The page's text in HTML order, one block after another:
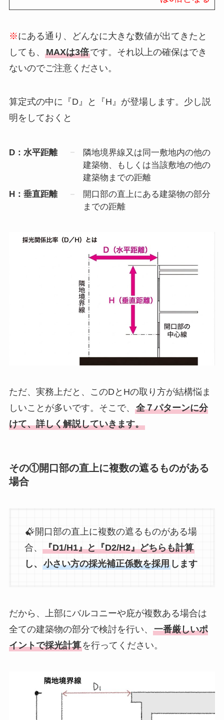
※にある通り、どんなに大きな数値が出てきたと
しても、 MAXは3倍です。それ以上の確保はでき
ないのでご注意ください。
算定式の中に『D』と『H』が登場します。少し説
明をしておくと
D：水平距離
隣地境界線又は同一敷地内の他の
建築物、もしくは当該敷地の他の
建築物までの距離
H：垂直距離
開口部の直上にある建築物の部分
までの距離
ただ、実務上だと、このDとHの取り方が結構悩ま
しいことが多いです。そこで、 全７パターンに分
けて、詳しく解説していきます。
その①開口部の直上に複数の遮るものがある
場合
開口部の直上に複数の遮るものがある場
合、 『D1/H1』と『D2/H2』どちらも計算
し、 小さい方の採光補正係数を採用します
だから、上部にバルコニーや庇が複数ある場合は
全ての建築物の部分で検討を行い、 一番厳しいポ
イントで採光計算を行ってください。